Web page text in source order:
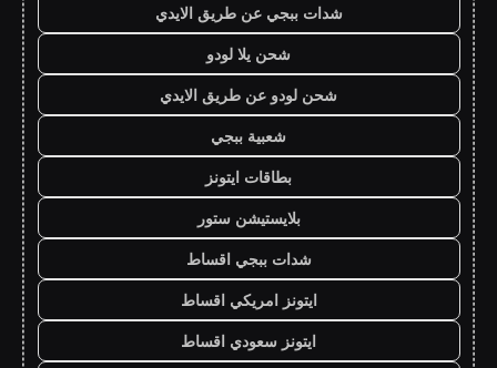
شدات ببجي عن طريق الايدي
شحن يلا لودو
شحن لودو عن طريق الايدي
شعبية ببجي
بطاقات ايتونز
بلايستيشن ستور
شدات ببجي اقساط
ايتونز امريكي اقساط
ايتونز سعودي اقساط